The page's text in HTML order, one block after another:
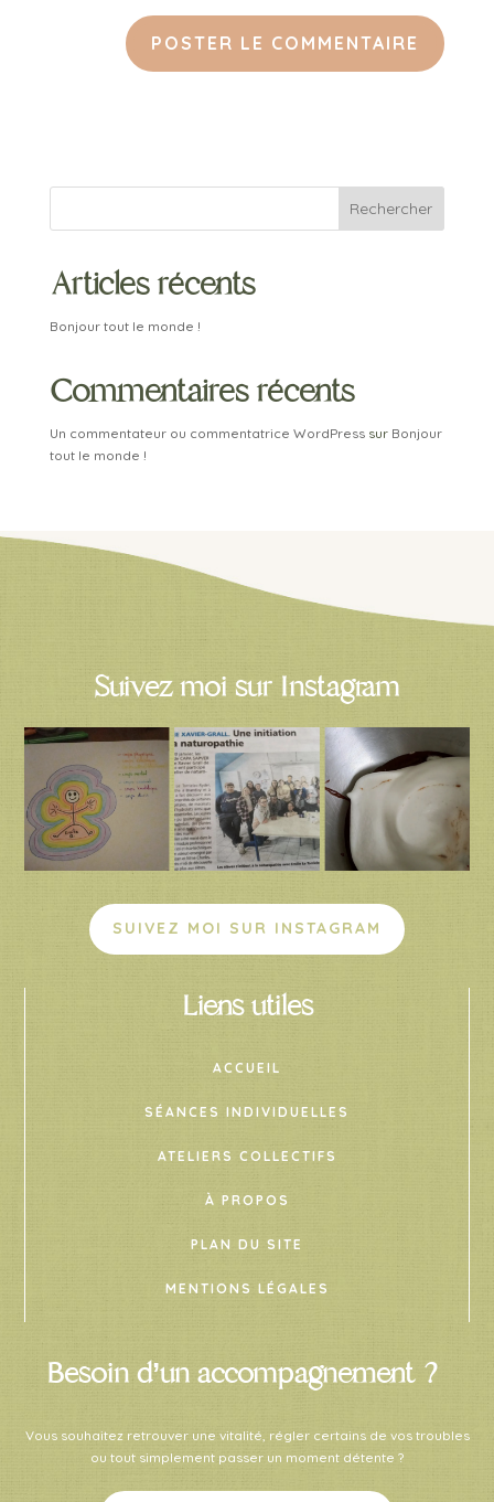
Rechercher
Articles récents
Bonjour tout le monde !
Commentaires récents
Un commentateur ou commentatrice WordPresssur Bonjour
tout le monde !
Suivez moi sur Instagram
SUIVEZ MOI SUR INSTAGRAM
Liens utiles
ACCUEIL
SÉANCES INDIVIDUELLES
ATELIERS COLLECTIFS
À PROPOS
PLAN DU SITE
MENTIONS LÉGALES
Besoin d’un accompagnement ?
Vous souhaitez retrouver une vitalité, régler certains de vos troubles
ou tout simplement passer un moment détente ?